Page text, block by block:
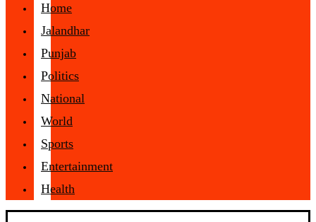
Home
Jalandhar
Punjab
Politics
National
World
Sports
Entertainment
Health